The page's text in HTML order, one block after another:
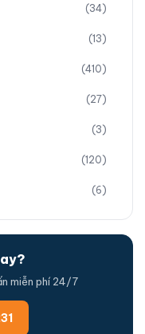
(34)
(13)
(410)
(27)
(3)
(120)
(6)
miễn phí 24/7